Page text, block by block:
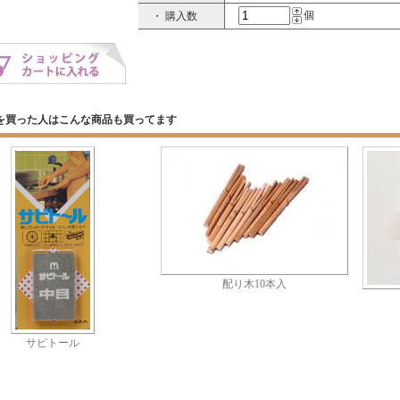
・ 購入数 個
買った人はこんな商品も買ってます
サビトール
配り木10本入